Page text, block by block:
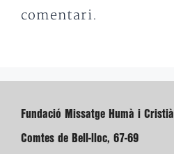
comentari.
Fundació Missatge Humà i Cristià
Comtes de Bell-lloc, 67-69